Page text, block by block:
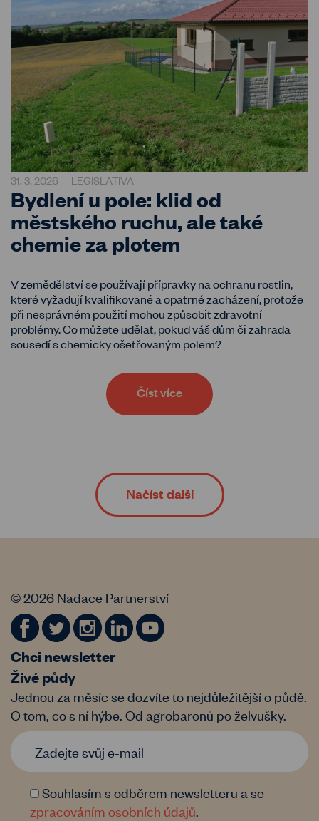
31. 3. 2026 LEGISLATIVA
Bydlení u pole: klid od
městského ruchu, ale také
chemie za plotem
V zemědělství se používají přípravky na ochranu rostlin,
které vyžadují kvalifikované a opatrné zacházení, protože
při nesprávném použití mohou způsobit zdravotní
problémy. Co můžete udělat, pokud váš dům či zahrada
sousedí s chemicky ošetřovaným polem?
Číst více
Načíst další
© 2026 Nadace Partnerství
Chci newsletter
Živé půdy
Jednou za měsíc se dozvíte to nejdůležitější o půdě.
O tom, co s ní hýbe. Od agrobaronů po želvušky.
Souhlasím s odběrem newsletteru a se
zpracováním osobních údajů.